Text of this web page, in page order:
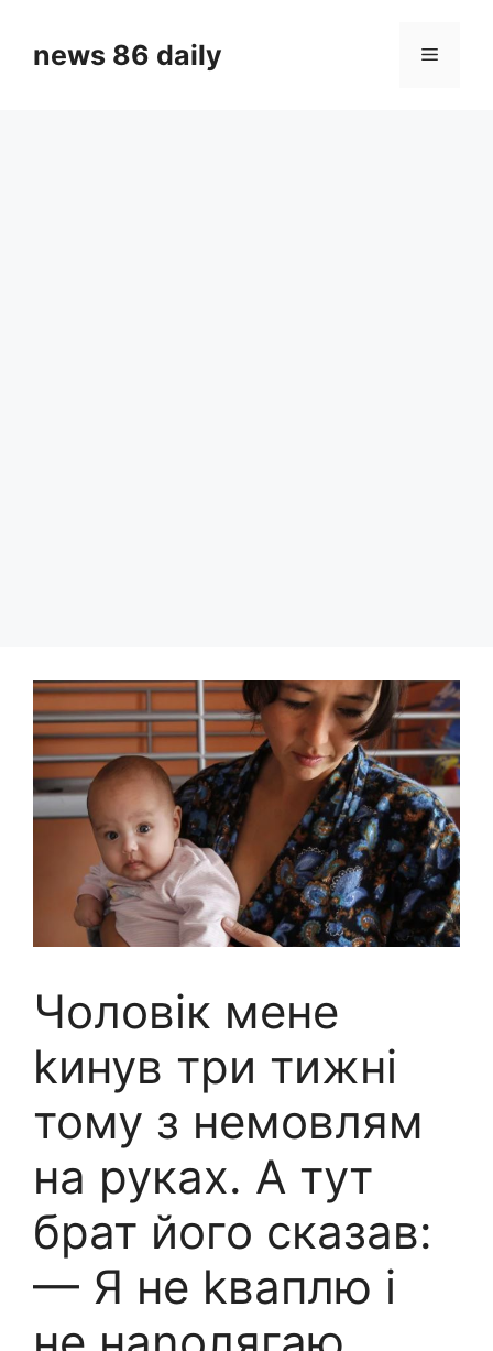
contentnews 86 daily Menu
Чоловік мене
kинув три тижні
тому з немовлям
на руках. А тут
брат його сказав:
— Я не kваплю і